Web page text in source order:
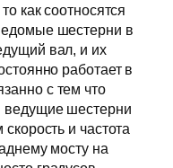
как соотносятся
шестерни в
вал, и их
работает в
с тем что
ведущие шестерни
и частота
мосту на